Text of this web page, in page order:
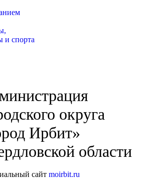
и спорта
округа
Ирбит»
области
сайт moirbit.ru